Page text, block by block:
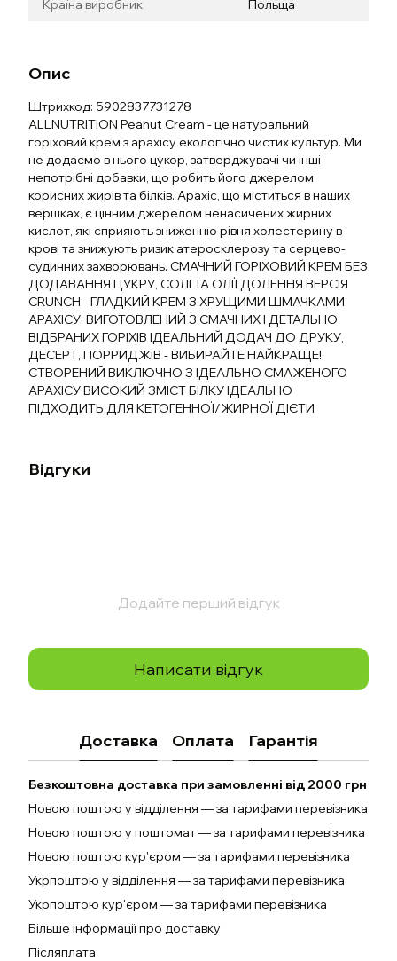
Країна виробник Польща
Опис
Штрихкод: 5902837731278
ALLNUTRITION Peanut Cream - це натуральний
горіховий крем з арахісу екологічно чистих культур. Ми
не додаємо в нього цукор, затверджувачі чи інші
непотрібні добавки, що робить його джерелом
корисних жирів та білків. Арахіс, що міститься в наших
вершках, є цінним джерелом ненасичених жирних
кислот, які сприяють зниженню рівня холестерину в
крові та знижують ризик атеросклерозу та серцево-
судинних захворювань. СМАЧНИЙ ГОРІХОВИЙ КРЕМ БЕЗ
ДОДАВАННЯ ЦУКРУ, СОЛІ ТА ОЛІЇ ДОЛЕННЯ ВЕРСІЯ
CRUNCH - ГЛАДКИЙ КРЕМ З ХРУЩИМИ ШМАЧКАМИ
АРАХІСУ. ВИГОТОВЛЕНИЙ З СМАЧНИХ І ДЕТАЛЬНО
ВІДБРАНИХ ГОРІХІВ ІДЕАЛЬНИЙ ДОДАЧ ДО ДРУКУ,
ДЕСЕРТ, ПОРРИДЖІВ - ВИБИРАЙТЕ НАЙКРАЩЕ!
СТВОРЕНИЙ ВИКЛЮЧНО З ІДЕАЛЬНО СМАЖЕНОГО
АРАХІСУ ВИСОКИЙ ЗМІСТ БІЛКУ ІДЕАЛЬНО
ПІДХОДИТЬ ДЛЯ КЕТОГЕННОЇ/ЖИРНОЇ ДІЄТИ
Відгуки
Додайте перший відгук
Написати відгук
Доставка Оплата Гарантія
Безкоштовна доставка при замовленні від 2000 грн
Новою поштою у відділення — за тарифами перевізника
Новою поштою у поштомат — за тарифами перевізника
Новою поштою кур'єром — за тарифами перевізника
Укрпоштою у відділення — за тарифами перевізника
Укрпоштою кур'єром — за тарифами перевізника
Більше інформації про доставку
Післяплата